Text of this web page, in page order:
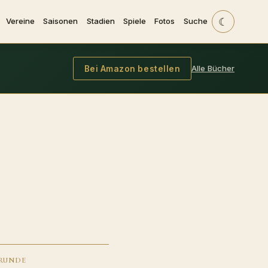
Vereine Saisonen Stadien Spiele Fotos Suche ☾
Bei Amazon bestellen Alle Bücher